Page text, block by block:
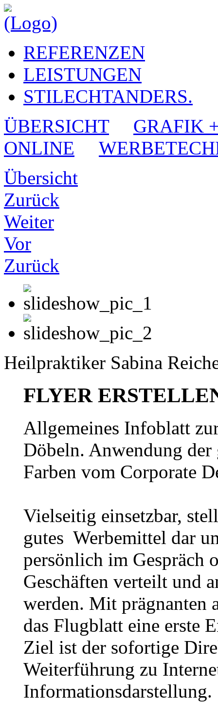
REFERENZEN
LEISTUNGEN
STILECHTANDERS.
ÜBERSICHT
GRAFIK
ONLINE
Übersicht
Zurück
Weiter
Vor
Zurück
Heilpraktiker Sabina
FLYER
Allgemeines Infoblatt
Döbeln. Anwendung der
Farben vom Corporate
Vielseitig einsetzbar,
gutes Werbemittel dar
persönlich im Gespräch
Geschäften verteilt und
werden. Mit prägnanten
das Flugblatt eine erste
Ziel ist der sofortige
Weiterführung zu
Informationsdarstellung.